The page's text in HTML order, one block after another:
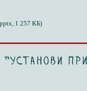
1 257 КБ)